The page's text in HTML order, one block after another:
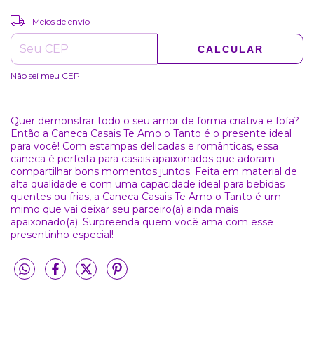
Entregas para o CEP:
Meios de envio
CALCULAR
Não sei meu CEP
Quer demonstrar todo o seu amor de forma criativa e fofa?
Então a Caneca Casais Te Amo o Tanto é o presente ideal
para você! Com estampas delicadas e românticas, essa
caneca é perfeita para casais apaixonados que adoram
compartilhar bons momentos juntos. Feita em material de
alta qualidade e com uma capacidade ideal para bebidas
quentes ou frias, a Caneca Casais Te Amo o Tanto é um
mimo que vai deixar seu parceiro(a) ainda mais
apaixonado(a). Surpreenda quem você ama com esse
presentinho especial!